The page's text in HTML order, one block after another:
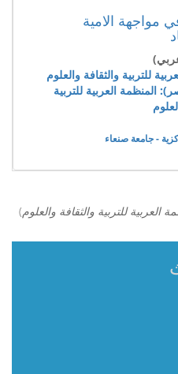
مواجهة الامية
للتربية والثقافة والعلوم
المنظمة العربية للتربية
- جامعة صنعاء
العربية للتربية والثقافة والعلوم)